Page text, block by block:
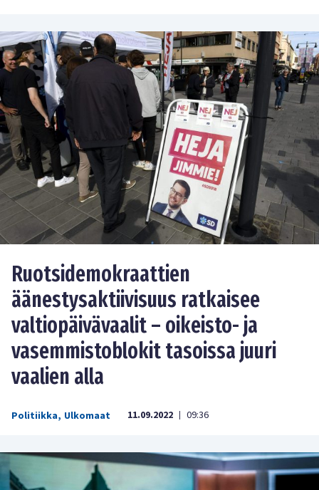
Ruotsidemokraattien
äänestysaktiivisuus ratkaisee
valtiopäivävaalit – oikeisto- ja
vasemmistoblokit tasoissa juuri
vaalien alla
Politiikka, Ulkomaat 11.09.2022 | 09:36